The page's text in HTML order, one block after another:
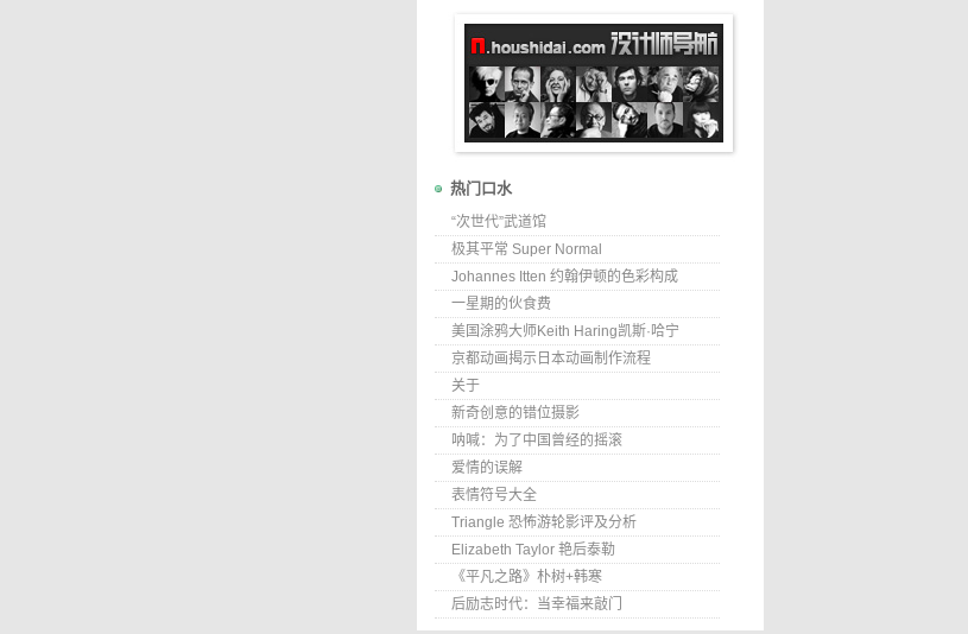
热门口水
“次世代”武道馆
极其平常 Super Normal
Johannes Itten 约翰伊顿的色彩构成
一星期的伙食费
美国涂鸦大师Keith Haring凯斯·哈宁
京都动画揭示日本动画制作流程
关于
新奇创意的错位摄影
呐喊：为了中国曾经的摇滚
爱情的误解
表情符号大全
Triangle 恐怖游轮影评及分析
Elizabeth Taylor 艳后泰勒
《平凡之路》朴树+韩寒
后励志时代：当幸福来敲门